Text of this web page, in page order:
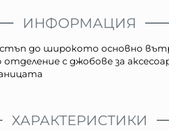
ИНФОРМАЦИЯ
до широкото основно
с джобове за
ХАРАКТЕРИСТИКИ